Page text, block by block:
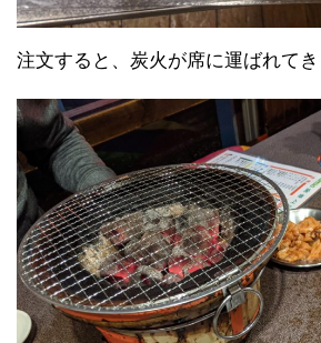
注文すると、炭火が席に運ばれてき